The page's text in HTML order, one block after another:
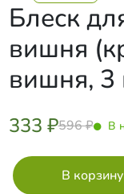
Блеск
вишня
вишня, 3
333 ₽596 ₽ В